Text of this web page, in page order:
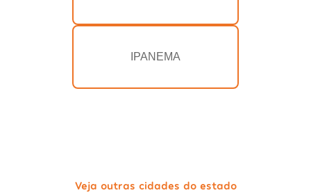
IPANEMA
Veja outras cidades do estado